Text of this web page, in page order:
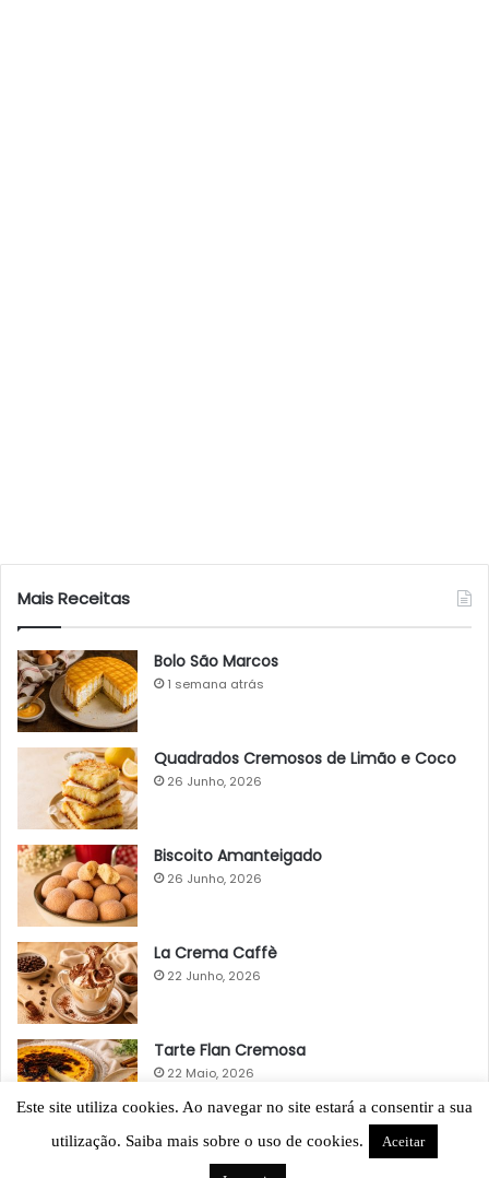
Mais Receitas
Bolo São Marcos
1 semana atrás
Quadrados Cremosos de Limão e Coco
26 Junho, 2026
Biscoito Amanteigado
26 Junho, 2026
La Crema Caffè
22 Junho, 2026
Tarte Flan Cremosa
22 Maio, 2026
Este site utiliza cookies. Ao navegar no site estará a consentir a sua
utilização. Saiba mais sobre o uso de cookies.
Aceitar